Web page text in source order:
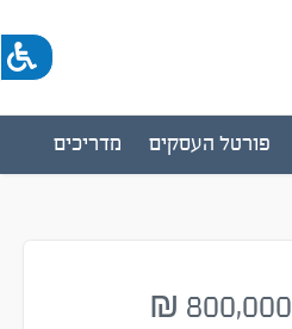
מדריכים פורטל העסקים
800,000
₪